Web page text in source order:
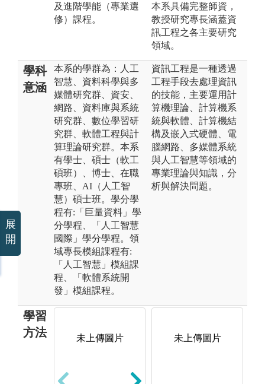
及進階學能（專業選
修）課程。
本系具備完整師資，
教授研究專長涵蓋資
訊工程之各主要研究
領域。
學科
意涵
本系的學群為：人工
智慧、資料科學與多
媒體研究群、資安、
網路、資料庫與系統
研究群、數位學習研
究群、軟體工程與計
算理論研究群。本系
有學士、碩士（軟工
碩班）、博士、在職
專班、AI（人工智
慧）碩士班。學分學
程有:「巨量資料」學
分學程、「人工智慧
國際」學分學程。領
域專長模組課程有:
「人工智慧」模組課
程、「軟體系統開
發」模組課程。
資訊工程是一種透過
工程手段去處理資訊
的技能，主要運用計
算機理論、計算機系
統與軟體、計算機結
構及嵌入式硬體、電
腦網路、多媒體系統
與人工智慧等領域的
專業理論與知識，分
析與解決問題。
學習
方法
未上傳圖片 未上傳圖片
展
開